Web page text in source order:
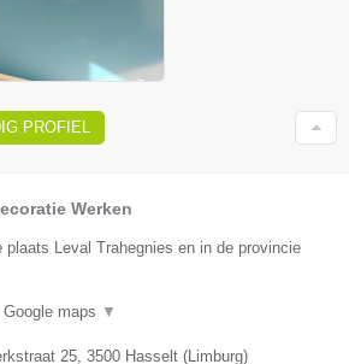
PROFIEL
Werken
plaats Leval Trahegnies en in de provincie
Google maps ▼
25 3500 Hasselt (Limburg)